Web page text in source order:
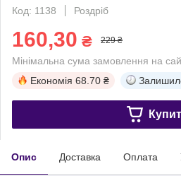
Код: 1138
Роздріб
160,30 ₴ 229 ₴
Мінімальна сума замовлення на
Економія 68.70 ₴
Опис Доставка Оплата